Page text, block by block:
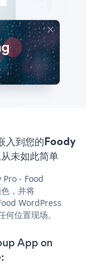
入到您的Foody
未如此简单
- Food
，并将
WordPress
位置现场。
App on